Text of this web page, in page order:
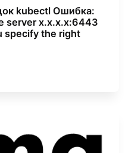
kubectl Ошибка:
server x.x.x.x:6443
specify the right